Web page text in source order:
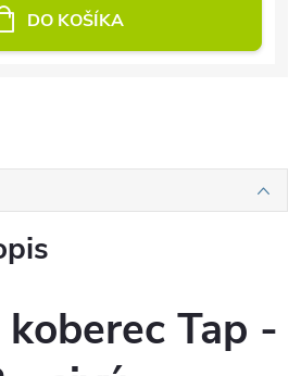
DO KOŠÍKA
Tap -